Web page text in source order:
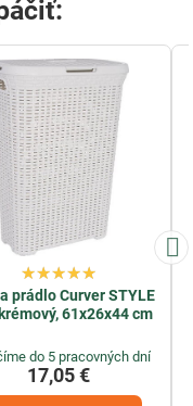
prádlo Curver STYLE
61x26x44 cm
do 5 pracovných dní
17,05 €